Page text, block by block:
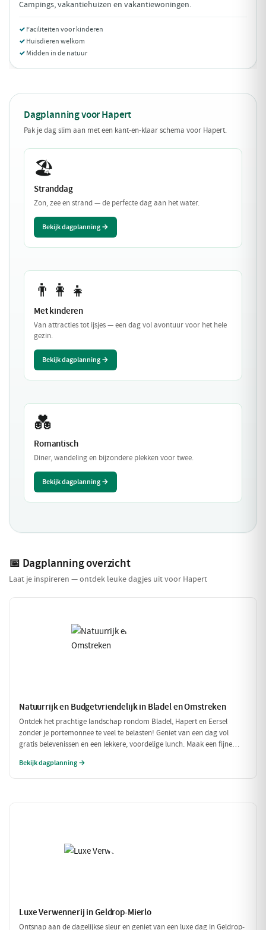
Campings, vakantiehuizen en vakantiewoningen.
Faciliteiten voor kinderen
Huisdieren welkom
Midden in de natuur
Dagplanning voor Hapert
Pak je dag slim aan met een kant-en-klaar schema voor Hapert.
🏖️
Stranddag
Zon, zee en strand — de perfecte dag aan het water.
Bekijk dagplanning →
👨‍👩‍👧
Met kinderen
Van attracties tot ijsjes — een dag vol avontuur voor het hele
gezin.
Bekijk dagplanning →
💑
Romantisch
Diner, wandeling en bijzondere plekken voor twee.
Bekijk dagplanning →
📅 Dagplanning overzicht
Laat je inspireren — ontdek leuke dagjes uit voor Hapert
Natuurrijk en Budgetvriendelijk in Bladel en Omstreken
Ontdek het prachtige landschap rondom Bladel, Hapert en Eersel
zonder je portemonnee te veel te belasten! Geniet van een dag vol
gratis belevenissen en een lekkere, voordelige lunch. Maak een fijne
hap.
Bekijk dagplanning →
Luxe Verwennerij in Geldrop-Mierlo
Ontsnap aan de dagelijkse sleur en geniet van een luxe dag in Geldrop-